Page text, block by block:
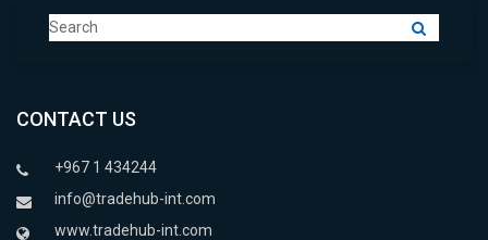
CONTACT US
+967 1 434244
info@tradehub-int.com
www.tradehub-int.com